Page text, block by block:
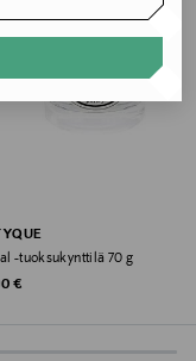
-tuoksukynttilä 70 g
Price
€